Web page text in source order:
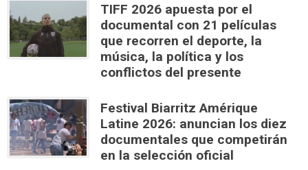
TIFF 2026 apuesta por el
documental con 21 películas
que recorren el deporte, la
música, la política y los
conflictos del presente
Festival Biarritz Amérique
Latine 2026: anuncian los diez
documentales que competirán
en la selección oficial